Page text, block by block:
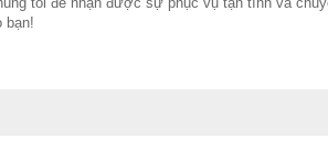
bạn!